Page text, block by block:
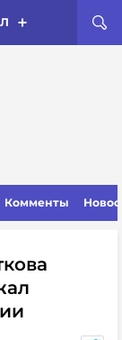
Комменты